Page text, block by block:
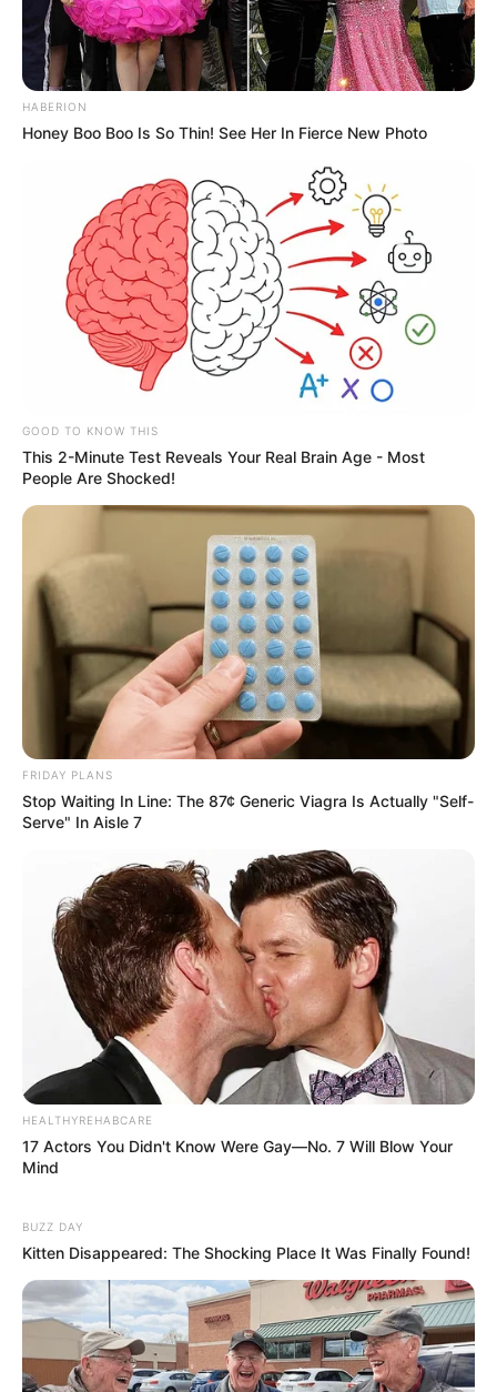
HABERION
Honey Boo Boo Is So Thin! See Her In Fierce New Photo
GOOD TO KNOW THIS
This 2-Minute Test Reveals Your Real Brain Age - Most
People Are Shocked!
FRIDAY PLANS
Stop Waiting In Line: The 87¢ Generic Viagra Is Actually "Self-
Serve" In Aisle 7
HEALTHYREHABCARE
17 Actors You Didn't Know Were Gay—No. 7 Will Blow Your
Mind
BUZZ DAY
Kitten Disappeared: The Shocking Place It Was Finally Found!